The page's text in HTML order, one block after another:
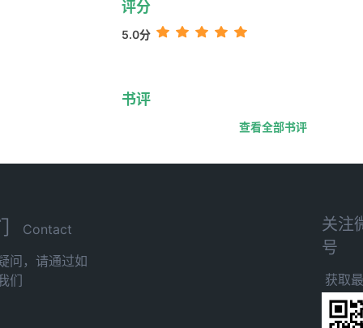
评分
5.0分
书评
查看全部书评
Contact
问，请通过如
们
关注
号
获取